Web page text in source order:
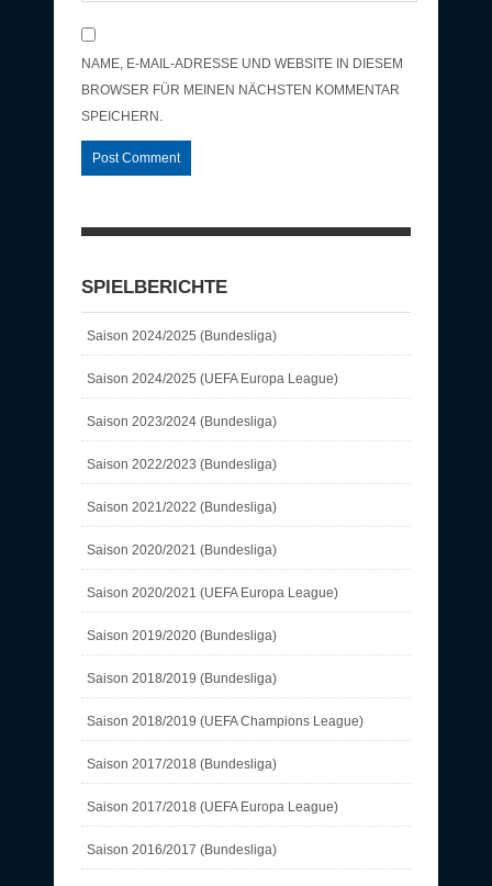
NAME, E-MAIL-ADRESSE UND WEBSITE IN DIESEM
BROWSER FÜR MEINEN NÄCHSTEN KOMMENTAR
SPEICHERN.
SPIELBERICHTE
Saison 2024/2025 (Bundesliga)
Saison 2024/2025 (UEFA Europa League)
Saison 2023/2024 (Bundesliga)
Saison 2022/2023 (Bundesliga)
Saison 2021/2022 (Bundesliga)
Saison 2020/2021 (Bundesliga)
Saison 2020/2021 (UEFA Europa League)
Saison 2019/2020 (Bundesliga)
Saison 2018/2019 (Bundesliga)
Saison 2018/2019 (UEFA Champions League)
Saison 2017/2018 (Bundesliga)
Saison 2017/2018 (UEFA Europa League)
Saison 2016/2017 (Bundesliga)